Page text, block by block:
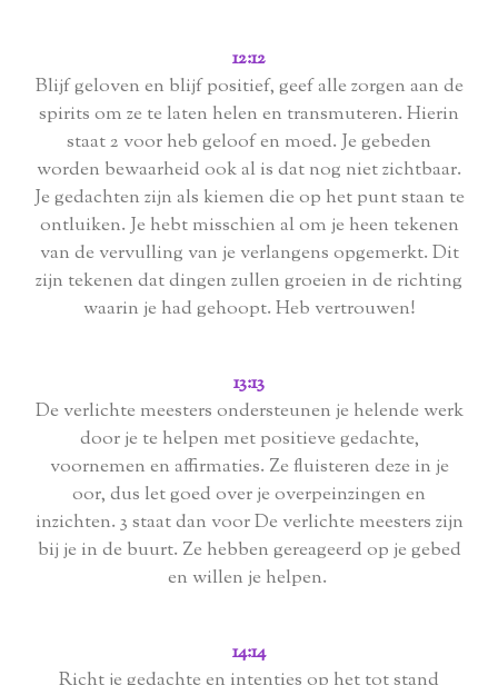
12:12
Blijf geloven en blijf positief, geef alle zorgen aan de
spirits om ze te laten helen en transmuteren. Hierin
staat 2 voor heb geloof en moed. Je gebeden
worden bewaarheid ook al is dat nog niet zichtbaar.
Je gedachten zijn als kiemen die op het punt staan ​​te
ontluiken. Je hebt misschien al om je heen tekenen
van de vervulling van je verlangens opgemerkt. Dit
zijn tekenen dat dingen zullen groeien in de richting
waarin je had gehoopt. Heb vertrouwen!
13:13
De verlichte meesters ondersteunen je helende werk
door je te helpen met positieve gedachte,
voornemen en affirmaties. Ze fluisteren deze in je
oor, dus let goed over je overpeinzingen en
inzichten. 3 staat dan voor De verlichte meesters zijn
bij je in de buurt. Ze hebben gereageerd op je gebed
en willen je helpen.
14:14